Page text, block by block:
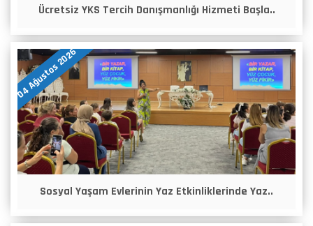
Ücretsiz YKS Tercih Danışmanlığı Hizmeti Başla..
04 Ağustos 2026
Sosyal Yaşam Evlerinin Yaz Etkinliklerinde Yaz..